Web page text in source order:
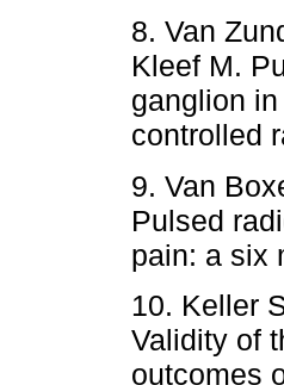
8. Van
Kleef M.
ganglion
controlled
9. Van
Pulsed
pain: a six
10. Keller
Validity of
outcomes